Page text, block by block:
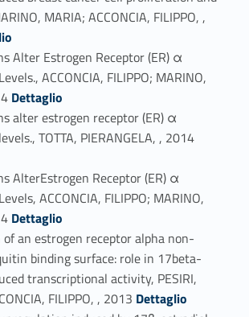
MARIA; ACCONCIA, FILIPPO, ,
Alter Estrogen Receptor (ER) α
ACCONCIA, FILIPPO; MARINO,
Link identifier #identifier_person_192945-53
Dettaglio
alter estrogen receptor (ER) α
TOTTA, PIERANGELA, , 2014
AlterEstrogen Receptor (ER) α
ACCONCIA, FILIPPO; MARINO,
Link identifier #identifier_person_56481-55
Dettaglio
an estrogen receptor alpha non-
binding surface: role in 17beta-
transcriptional activity, PESIRI,
FILIPPO, , 2013 Link identifier #identifier_person_77969-56
Dettaglio